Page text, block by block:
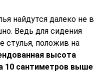
найдутся далеко не в
Ведь для сидения
стулья, положив на
высота
10 сантиметров выше